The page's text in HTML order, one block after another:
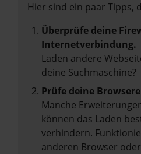
Hier sind ein paar Tipps,
Überprüfe deine
Internetverbindung.
Laden andere
deine Suchmaschine?
Prüfe deine
Manche
können das Laden
verhindern.
anderen Browser